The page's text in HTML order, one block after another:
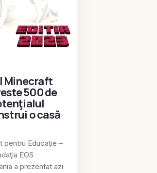
Minecraft
500 de
o casă
pentru Educaţie –
EOS
a prezentat azi